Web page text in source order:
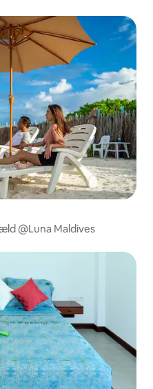
@Luna Maldives